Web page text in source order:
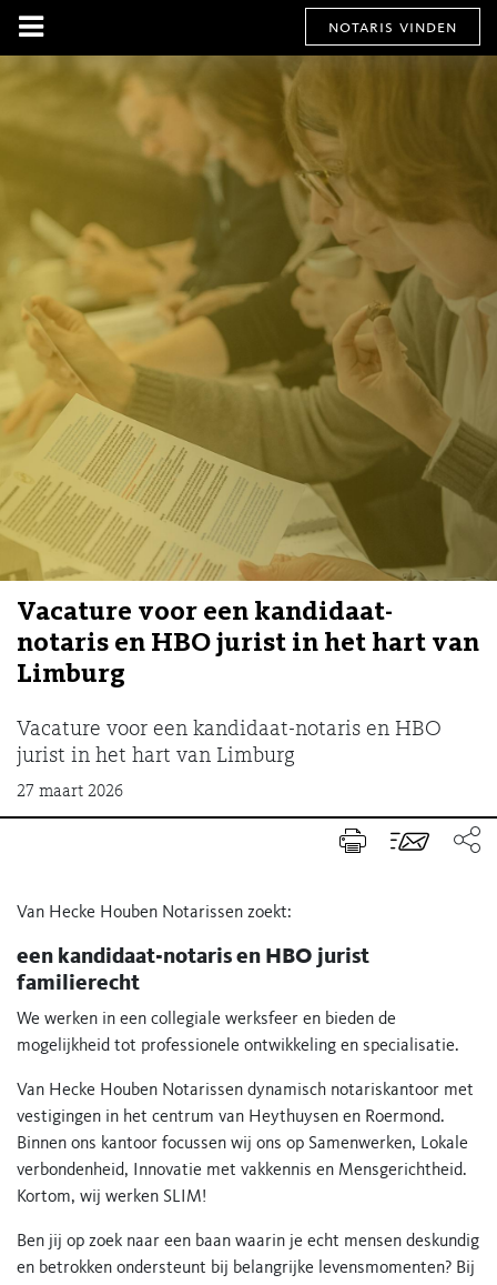
notaris vinden
Vacature voor een kandidaat-
notaris en HBO jurist in het hart van
Limburg
Vacature voor een kandidaat-notaris en HBO
jurist in het hart van Limburg
27 maart 2026
Van Hecke Houben Notarissen zoekt:
een kandidaat-notaris en HBO jurist
familierecht
We werken in een collegiale werksfeer en bieden de
mogelijkheid tot professionele ontwikkeling en specialisatie.
Van Hecke Houben Notarissen dynamisch notariskantoor met
vestigingen in het centrum van Heythuysen en Roermond.
Binnen ons kantoor focussen wij ons op Samenwerken, Lokale
verbondenheid, Innovatie met vakkennis en Mensgerichtheid.
Kortom, wij werken SLIM!
Ben jij op zoek naar een baan waarin je echt mensen deskundig
en betrokken ondersteunt bij belangrijke levensmomenten? Bij